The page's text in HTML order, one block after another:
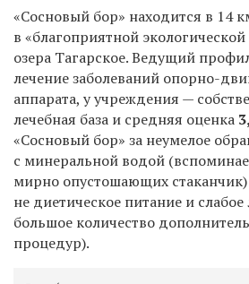
«Сосновый бор» находится в 14
в «благоприятной экологической
озера Тагарское. Ведущий
лечение заболеваний опорно-
аппарата, у учреждения —
лечебная база и средняя оценка
«Сосновый бор» за неумелое
с минеральной водой
мирно опустошающих стаканчик)
не диетическое питание и
большое количество
процедур).